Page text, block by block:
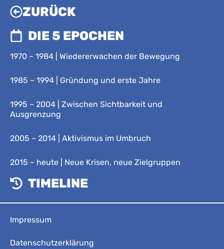
ZURÜCK
DIE 5 EPOCHEN
1970 – 1984 | Wiedererwachen der Bewegung
1985 – 1994 | Gründung und erste Jahre
1995 – 2004 | Zwischen Sichtbarkeit und
Ausgrenzung
2005 – 2014 | Aktivismus im Umbruch
2015 – heute | Neue Krisen, neue Zielgruppen
TIMELINE
Impressum
Datenschutzerklärung